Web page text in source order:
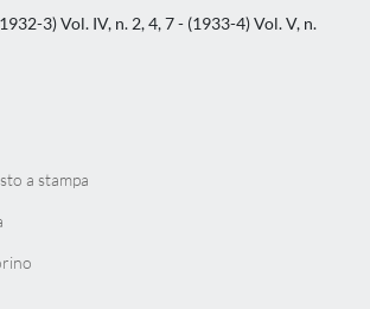
3) Vol. IV, n. 2, 4, 7 - (1933-4) Vol. V, n.
a stampa